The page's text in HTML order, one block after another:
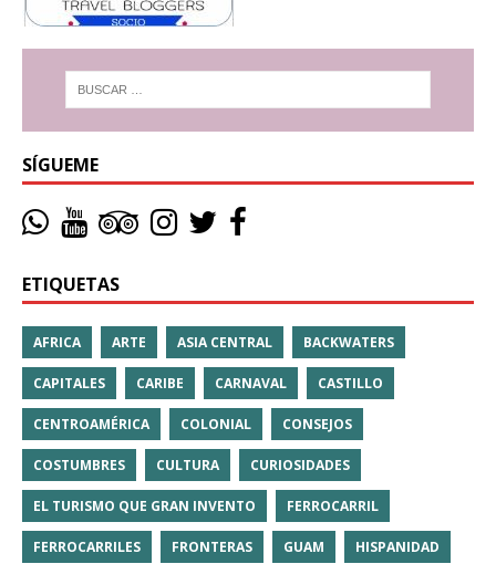
SÍGUEME
ETIQUETAS
AFRICA ARTE ASIA CENTRAL BACKWATERS
CAPITALES CARIBE CARNAVAL CASTILLO
CENTROAMÉRICA COLONIAL CONSEJOS
COSTUMBRES CULTURA CURIOSIDADES
EL TURISMO QUE GRAN INVENTO FERROCARRIL
FERROCARRILES FRONTERAS GUAM HISPANIDAD